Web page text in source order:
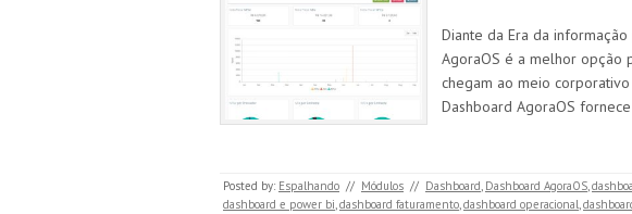
Diante da Era da
AgoraOS é a melhor opção
chegam ao meio
Dashboard AgoraOS
Posted by: Espalhando // Módulos // Dashboard, Dashboard AgoraOS,
dashboard e power bi,dashboard faturamento,dashboard operacional,